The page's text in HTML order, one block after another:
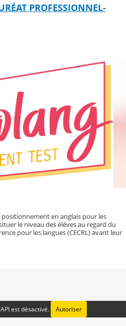
PROFESSIONNEL-
positionnement en anglais pour les
le niveau des élèves au regard du
pour les langues (CECRL) avant leur
est désactivé. Autoriser